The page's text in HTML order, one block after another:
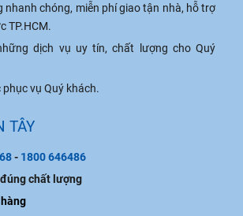
nhanh chóng, miễn phí giao tận nhà, hỗ trợ
TP.HCM.
dịch vụ uy tín, chất lượng cho Quý
vụ Quý khách.
TÂY
- 1800 646486
chất lượng